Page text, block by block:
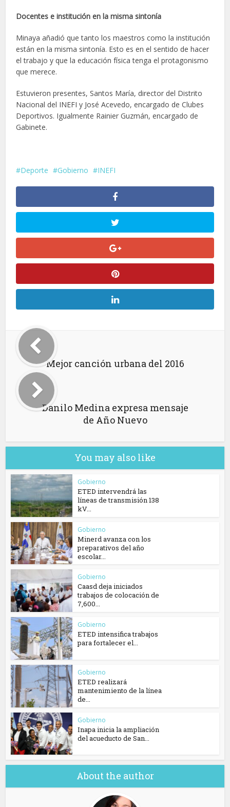
Docentes e institución en la misma sintonía
Minaya añadió que tanto los maestros como la institución
están en la misma sintonía. Esto es en el sentido de hacer
el trabajo y que la educación física tenga el protagonismo
que merece.
Estuvieron presentes, Santos María, director del Distrito
Nacional del INEFI y José Acevedo, encargado de Clubes
Deportivos. Igualmente Rainier Guzmán, encargado de
Gabinete.
Deporte Gobierno INEFI
Mejor canción urbana del 2016
Danilo Medina expresa mensaje
de Año Nuevo
You may also like
Gobierno
ETED intervendrá las
líneas de transmisión 138
kV...
Gobierno
Minerd avanza con los
preparativos del año
escolar...
Gobierno
Caasd deja iniciados
trabajos de colocación de
7,600...
Gobierno
ETED intensifica trabajos
para fortalecer el...
Gobierno
ETED realizará
mantenimiento de la línea
de...
Gobierno
Inapa inicia la ampliación
del acueducto de San...
About the author